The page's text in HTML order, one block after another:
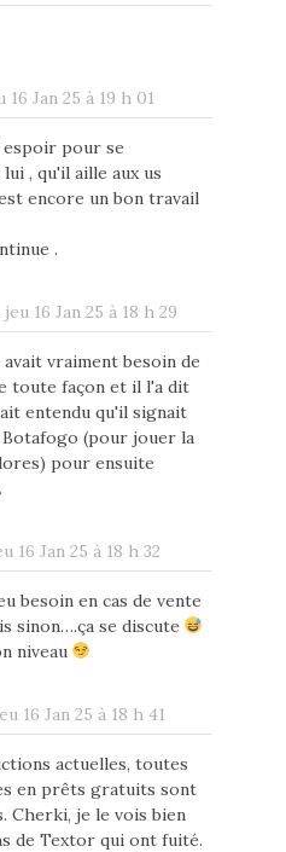
16 Jan 25 à 19 h 01
pour se
, qu'il aille aux us
encore un bon travail
.
jeu 16 Jan 25 à 18 h 29
vraiment besoin de
toute façon et il l'a dit
entendu qu'il signait
(pour jouer la
pour ensuite
16 Jan 25 à 18 h 32
besoin en cas de vente
sinon….ça se discute
niveau
16 Jan 25 à 18 h 41
actuelles, toutes
en prêts gratuits sont
Cherki, je le vois bien
de Textor qui ont fuité.